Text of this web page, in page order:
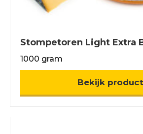
Stompetoren Light Extra
1000 gram
Bekijk product